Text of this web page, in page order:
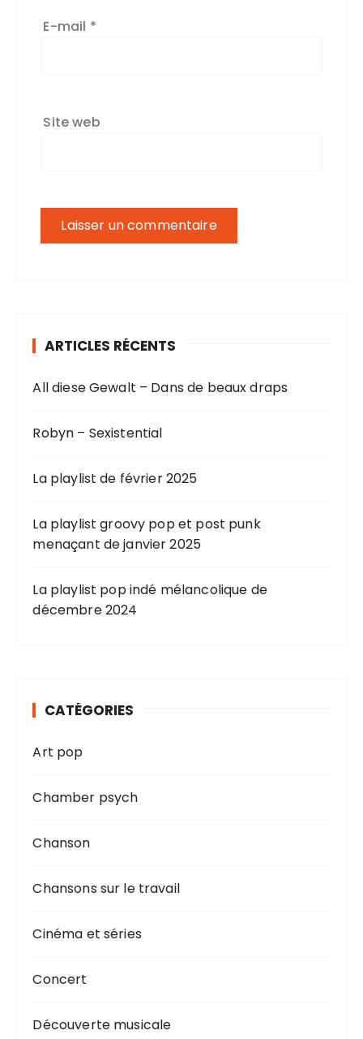
E-mail *
Site web
ARTICLES RÉCENTS
All diese Gewalt – Dans de beaux draps
Robyn – Sexistential
La playlist de février 2025
La playlist groovy pop et post punk
menaçant de janvier 2025
La playlist pop indé mélancolique de
décembre 2024
CATÉGORIES
Art pop
Chamber psych
Chanson
Chansons sur le travail
Cinéma et séries
Concert
Découverte musicale